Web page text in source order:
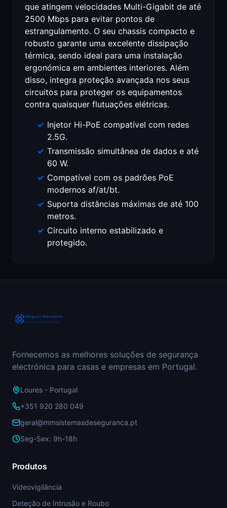
que atingem velocidades Multi-Gigabit de até
2500 Mbps para evitar pontos de
estrangulamento. O seu chassis compacto e
robusto garante uma excelente dissipação
térmica, sendo ideal para uma instalação
ergonómica em ambientes interiores. Além
disso, integra proteção avançada nos seus
circuitos para proteger os equipamentos
contra quaisquer flutuações elétricas.
Injetor Hi-PoE compatível com redes
2.5G.
Transmissão simultânea de dados e até
60 W.
Compatível com os padrões PoE
modernos af/at/bt.
Suporta distâncias máximas de até 100
metros.
Circuito interno estabilizado e
protegido.
Fornecemos as melhores soluções de segurança
electrónica para casas e empresas em Portugal.
Loures - Portugal
+351 920 280 049
geral@mmsistemasdeseguranca.pt
Seg-Sex: 9h-18h
Produtos
Videovigilância
Deteção de Intrusão e Roubo